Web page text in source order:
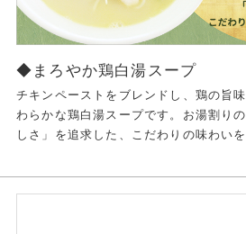
◆まろやか鶏白湯スープ
チキンペーストをブレンドし、鶏の旨
わらかな鶏白湯スープです。お湯割り
しさ」を追求した、こだわりの味わい